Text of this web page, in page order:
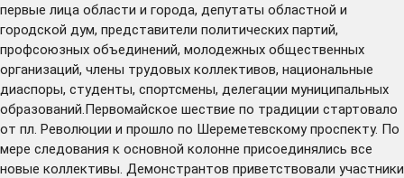
первые лица области и города, депутаты областной и
городской дум, представители политических партий,
профсоюзных объединений, молодежных общественных
организаций, члены трудовых коллективов, национальные
диаспоры, студенты, спортсмены, делегации муниципальных
образований.Первомайское шествие по традиции стартовало
от пл. Революции и прошло по Шереметевскому проспекту. По
мере следования к основной колонне присоединялись все
новые коллективы. Демонстрантов приветствовали участники